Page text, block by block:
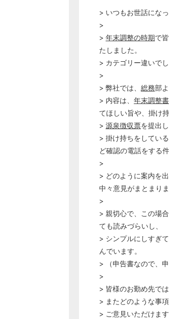
> いつもお世話になっ
>
> 年末調整の時期で
たしました。
> カテゴリー違いで
>
> 弊社では、 総務部
> 内容は、 年末調整
てほしい旨や、掛け
> 源泉徴収票を提出
> 掛け持ちをしてい
ど確認の電話をする
>
> どのように案内を
中々意見がまとまりま
>
> 親切心で、この場
ても読みづらいし、
> シンプルにしすぎ
んでいます。
> （申告書なので、
>
> 皆様のお勤め先で
> またどのような事
> ご意見いただけま